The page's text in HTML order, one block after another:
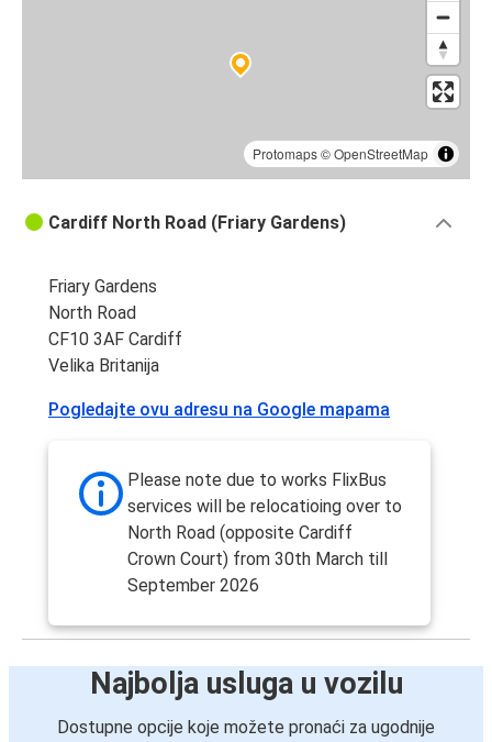
Protomaps©OpenStreetMap
Cardiff North Road (Friary Gardens)
Friary Gardens
North Road
CF10 3AF Cardiff
Velika Britanija
Pogledajte ovu adresu na Google mapama
Please note due to works FlixBus
services will be relocatioing over to
North Road (opposite Cardiff
Crown Court) from 30th March till
September 2026
Najbolja usluga u vozilu
Dostupne opcije koje možete pronaći za ugodnije